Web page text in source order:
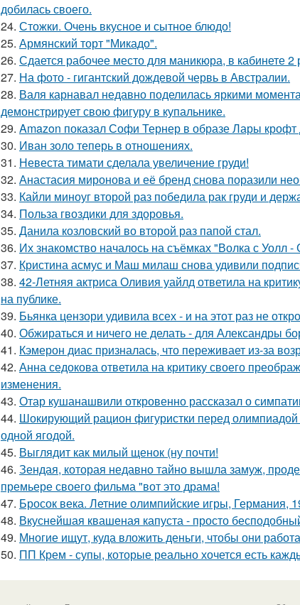
добилась своего.
24. Стожки. Очень вкусное и сытное блюдо!
25. Армянский торт "Микадо".
26. Сдается рабочее место для маникюра, в кабинете
27. На фото - гигантский дождевой червь в Австралии.
28. Валя карнавал недавно поделилась яркими
демонстрирует свою фигуру в купальнике.
29. Amazon показал Софи Тернер в образе Лары крофт
30. Иван золо теперь в отношениях.
31. Невеста тимати сделала увеличение груди!
32. Анастасия миронова и её бренд снова поразили
33. Кайли миноуг второй раз победила рак груди и
34. Польза гвоздики для здоровья.
35. Данила козловский во второй раз папой стал.
36. Их знакомство началось на съёмках "Волка с Уолл -
37. Кристина асмус и Маш милаш снова удивили
38. 42-Летняя актриса Оливия уайлд ответила на
на публике.
39. Бьянка цензори удивила всех - и на этот раз не
40. Обжираться и ничего не делать - для Александры
41. Кэмерон диас призналась, что переживает из-за
42. Анна седокова ответила на критику своего
изменения.
43. Отар кушанашвили откровенно рассказал о
44. Шокирующий рацион фигуристки перед олимпиадой
одной ягодой.
45. Выглядит как милый щенок (ну почти!
46. Зендая, которая недавно тайно вышла замуж,
премьере своего фильма "вот это драма!
47. Бросок века. Летние олимпийские игры, Германия,
48. Вкуснейшая квашеная капуста - просто
49. Многие ищут, куда вложить деньги, чтобы они
50. ПП Крем - супы, которые реально хочется есть